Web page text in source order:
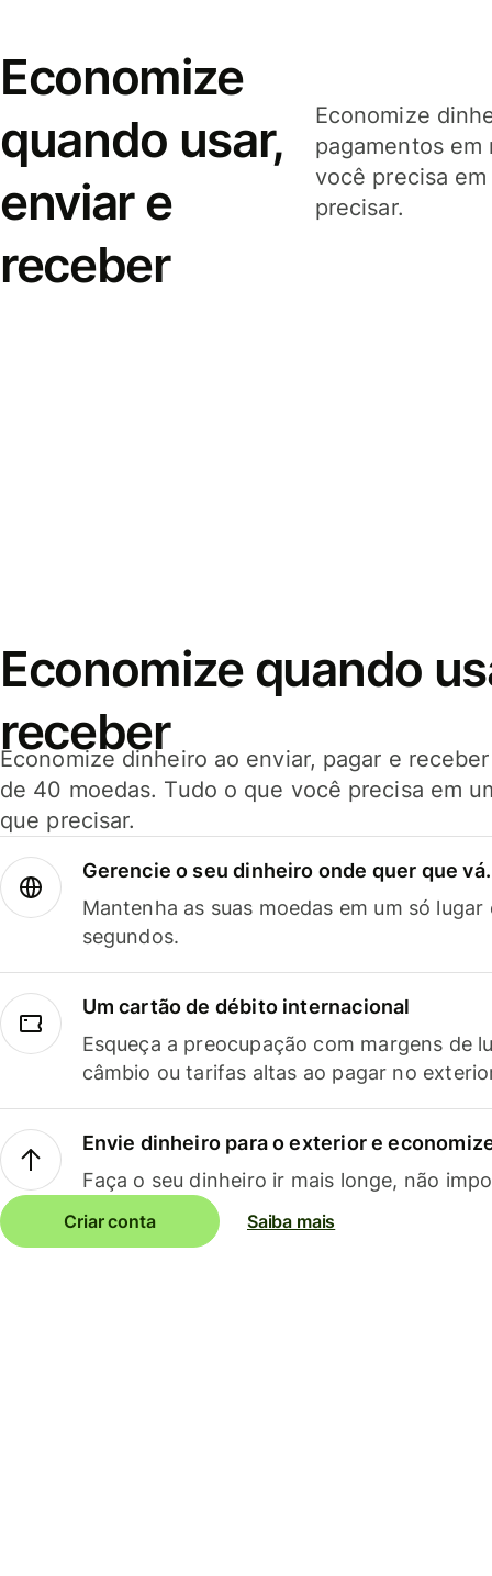
Economize
quando usar,
enviar e
receber
Economize
pagamentos
você precisa
precisar.
Economize quando
receber
Economize dinheiro ao enviar, pagar e
de 40 moedas. Tudo o que você precisa em
que precisar.
Gerencie o seu dinheiro onde quer que vá.
Mantenha as suas moedas em um só
segundos.
Um cartão de débito internacional
Esqueça a preocupação com margens de
câmbio ou tarifas altas ao pagar no
Envie dinheiro para o exterior e
Faça o seu dinheiro ir mais longe, não
Criar conta Saiba mais